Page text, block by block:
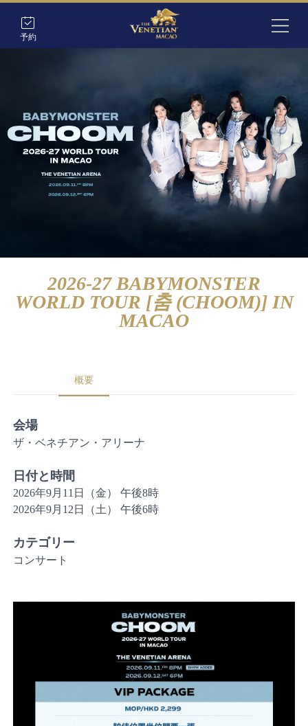
予約
2026-27 BABYMONSTER
WORLD TOUR [춤 (CHOOM)] IN
MACAO
概要
会場
ザ・ベネチアン・アリーナ
日付と時間
2026年9月11日（金） 午後8時
2026年9月12日（土） 午後6時
カテゴリー
コンサート